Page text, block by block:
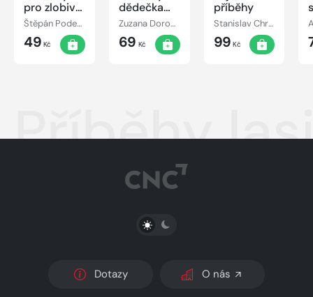
pro zlobivé
strašidýlkoŠtěpán Podešt, ml.
49 Kč
dědečka
Lampáře Zuzana Dorogiová
69 Kč
příběhy
Stanislav Chromčák
99 Kč
Příběhy
PŘEPNOUT SVĚTLÝ/TMAVÝ REŽIM
Dotazy O nás